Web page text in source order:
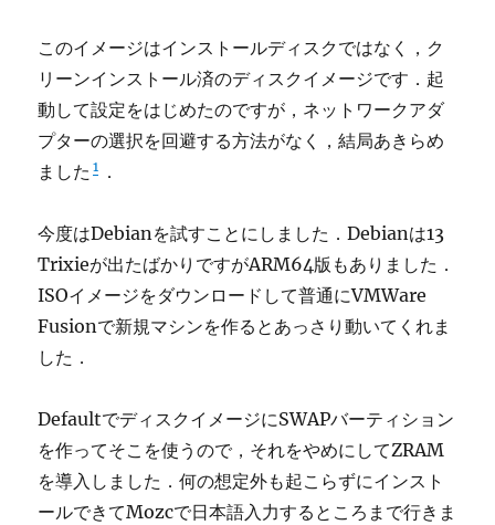
このイメージはインストールディスクではなく，ク
リーンインストール済のディスクイメージです．起
動して設定をはじめたのですが，ネットワークアダ
プターの選択を回避する方法がなく，結局あきらめ
ました 1 ．
今度はDebianを試すことにしました．Debianは13
Trixieが出たばかりですがARM64版もありました．
ISOイメージをダウンロードして普通にVMWare
Fusionで新規マシンを作るとあっさり動いてくれま
した．
DefaultでディスクイメージにSWAPバーティション
を作ってそこを使うので，それをやめにしてZRAM
を導入しました．何の想定外も起こらずにインスト
ールできてMozcで日本語入力するところまで行きま